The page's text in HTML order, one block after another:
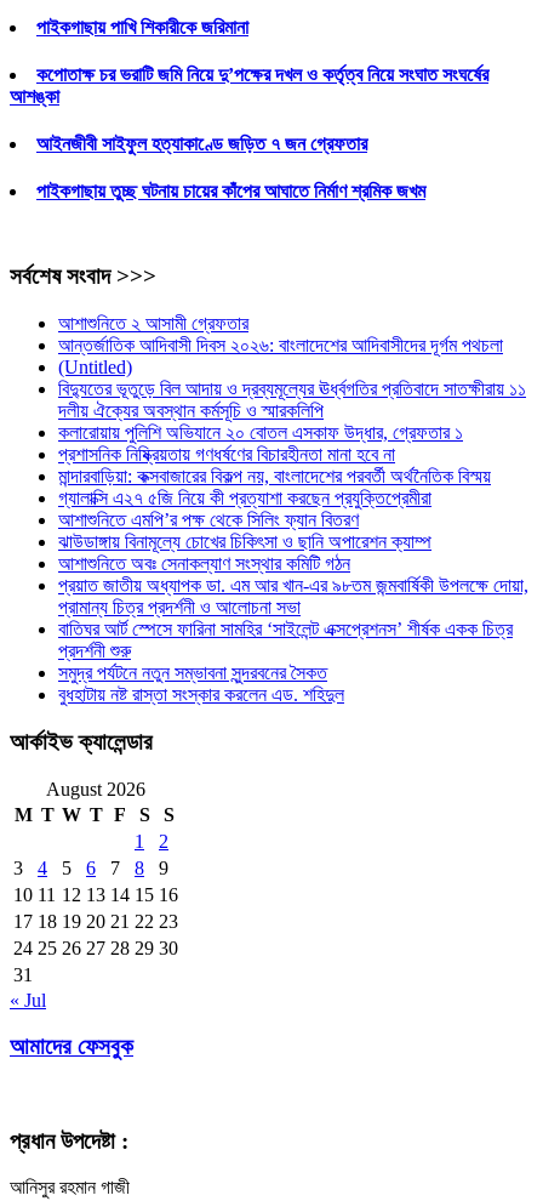
পাইকগাছায় পাখি শিকারীকে জরিমানা
কপোতাক্ষ চর ভরাটি জমি নিয়ে দু’পক্ষের দখল ও কর্তৃত্ব নিয়ে সংঘাত সংঘর্ষের
আশঙ্কা
আইনজীবী সাইফুল হত্যাকাণ্ডে জড়িত ৭ জন গ্রেফতার
পাইকগাছায় তুচ্ছ ঘটনায় চায়ের কাঁপের আঘাতে নির্মাণ শ্রমিক জখম
সর্বশেষ সংবাদ >>>
আশাশুনিতে ২ আসামী গ্রেফতার
আন্তর্জাতিক আদিবাসী দিবস ২০২৬: বাংলাদেশের আদিবাসীদের দূর্গম পথচলা
(Untitled)
বিদ্যুতের ভূতুড়ে বিল আদায় ও দ্রব্যমূল্যের ঊর্ধ্বগতির প্রতিবাদে সাতক্ষীরায় ১১
দলীয় ঐক্যের অবস্থান কর্মসূচি ও স্মারকলিপি
কলারোয়ায় পুলিশি অভিযানে ২০ বোতল এসকাফ উদ্ধার, গ্রেফতার ১
প্রশাসনিক নিষ্ক্রিয়তায় গণধর্ষণের বিচারহীনতা মানা হবে না
মান্দারবাড়িয়া: কক্সবাজারের বিকল্প নয়, বাংলাদেশের পরবর্তী অর্থনৈতিক বিস্ময়
গ্যালাক্সি এ২৭ ৫জি নিয়ে কী প্রত্যাশা করছেন প্রযুক্তিপ্রেমীরা
আশাশুনিতে এমপি’র পক্ষ থেকে সিলিং ফ্যান বিতরণ
ঝাউডাঙ্গায় বিনামূল্যে চোখের চিকিৎসা ও ছানি অপারেশন ক্যাম্প
আশাশুনিতে অবঃ সেনাকল্যাণ সংস্থার কমিটি গঠন
প্রয়াত জাতীয় অধ্যাপক ডা. এম আর খান-এর ৯৮তম জন্মবার্ষিকী উপলক্ষে দোয়া,
প্রামান্য চিত্র প্রদর্শনী ও আলোচনা সভা
বাতিঘর আর্ট স্পেসে ফারিনা সামহির ‘সাইলেন্ট এক্সপ্রেশনস’ শীর্ষক একক চিত্র
প্রদর্শনী শুরু
সমুদ্র পর্যটনে নতুন সম্ভাবনা সুন্দরবনের সৈকত
বুধহাটায় নষ্ট রাস্তা সংস্কার করলেন এড. শহিদুল
আর্কাইভ ক্যালেন্ডার
August 2026
M T W T F S
S
1
2
3
4 5 6 7 8
9
10 11 12 13 14 15 16
17 18 19 20 21 22 23
24 25 26 27 28 29 30
31
« Jul
আমাদের ফেসবুক
প্রধান উপদেষ্টা :
আনিসুর রহমান গাজী